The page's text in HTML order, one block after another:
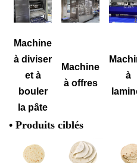
Machine
à diviser
et à
bouler
la pâte
Machine
à offres
à
• Produits ciblés